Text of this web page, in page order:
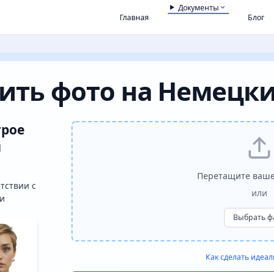
Главная
Документы
Блог
фото на
с
Перетащите
или
Выбрать
Как сделать